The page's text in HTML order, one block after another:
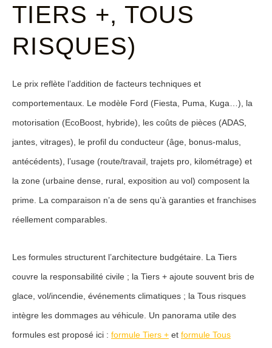
TIERS +, TOUS
RISQUES)
Le prix reflète l’addition de facteurs techniques et
comportementaux. Le modèle Ford (Fiesta, Puma, Kuga…), la
motorisation (EcoBoost, hybride), les coûts de pièces (ADAS,
jantes, vitrages), le profil du conducteur (âge, bonus-malus,
antécédents), l’usage (route/travail, trajets pro, kilométrage) et
la zone (urbaine dense, rural, exposition au vol) composent la
prime. La comparaison n’a de sens qu’à garanties et franchises
réellement comparables.
Les formules structurent l’architecture budgétaire. La Tiers
couvre la responsabilité civile ; la Tiers + ajoute souvent bris de
glace, vol/incendie, événements climatiques ; la Tous risques
intègre les dommages au véhicule. Un panorama utile des
formules est proposé ici : formule Tiers + et formule Tous